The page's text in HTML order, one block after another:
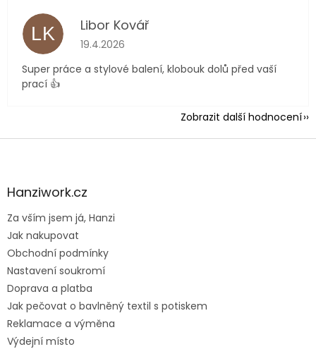
LK Libor Kovář
Hodnocení obchodu je 5 z 5 hvězdiček.
19.4.2026
Super práce a stylové balení, klobouk dolů před vaší
prací 👍
Zobrazit další hodnocení
Z
aHanziwork.cz
Za vším jsem já, Hanzi
Jak nakupovat
Obchodní podmínky
Nastavení soukromí
Doprava a platba
Jak pečovat o bavlněný textil s potiskem
Reklamace a výměna
Výdejní místo